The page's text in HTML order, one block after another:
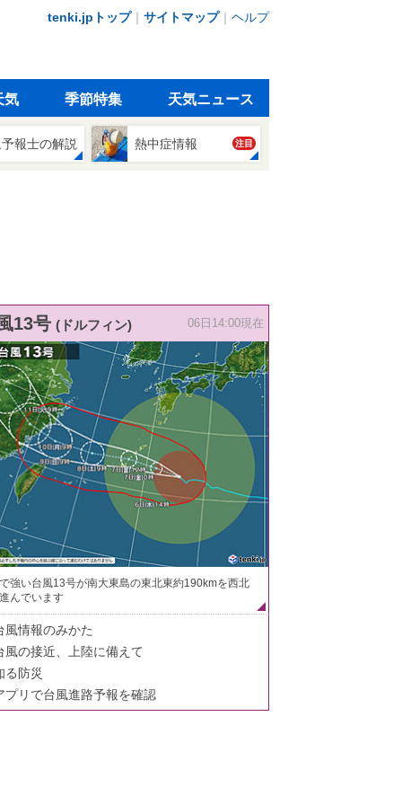
tenki.jpトップ｜ サイトマップ｜ ヘルプ
気 季節特集 天気ニュース
報士の解説 熱中症情報 注目
13号 (ドルフィン) 06日14:00現在
強い台風13号が南大東島の東北東約190kmを西北
んでいます
風情報のみかた
風の接近、上陸に備えて
る防災
プリで台風進路予報を確認